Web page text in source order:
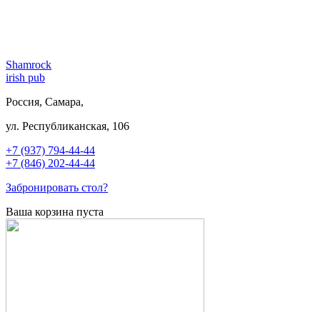
Shamrock
irish pub
Россия, Самара,
ул. Республиканская, 106
+7 (937) 794-44-44
+7 (846) 202-44-44
Забронировать стол?
Ваша корзина пуста